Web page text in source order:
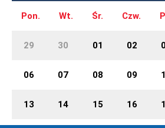
Pon. Wt. Śr. Czw.
29 30 01 02
06 07 08 09
13 14 15 16